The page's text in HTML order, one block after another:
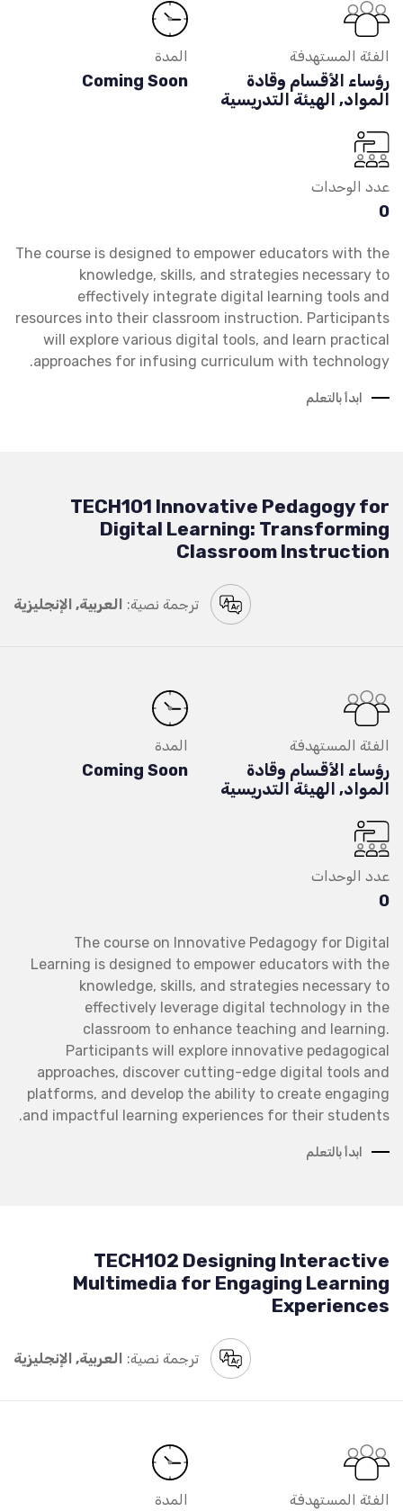
الفئة المستهدفة
رؤساء الأقسام وقادة
المواد, الهيئة التدريسية
المدة
Coming Soon
عدد الوحدات
0
The course is designed to empower educators with the
knowledge, skills, and strategies necessary to
effectively integrate digital learning tools and
resources into their classroom instruction. Participants
will explore various digital tools, and learn practical
approaches for infusing curriculum with technology.
ابدأ بالتعلم
TECH101 Innovative Pedagogy for
Digital Learning: Transforming
Classroom Instruction
ترجمة نصية: العربية, الإنجليزية
الفئة المستهدفة
رؤساء الأقسام وقادة
المواد, الهيئة التدريسية
المدة
Coming Soon
عدد الوحدات
0
The course on Innovative Pedagogy for Digital
Learning is designed to empower educators with the
knowledge, skills, and strategies necessary to
effectively leverage digital technology in the
classroom to enhance teaching and learning.
Participants will explore innovative pedagogical
approaches, discover cutting-edge digital tools and
platforms, and develop the ability to create engaging
and impactful learning experiences for their students.
ابدأ بالتعلم
TECH102 Designing Interactive
Multimedia for Engaging Learning
Experiences
ترجمة نصية: العربية, الإنجليزية
الفئة المستهدفة المدة